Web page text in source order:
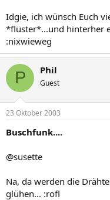
Idgie, ich wünsch Euch
*flüster*...und hinterher
:nixwieweg
P Phil
Guest
23 Oktober 2003
Buschfunk....
@susette
Na, da werden die
glühen... :rofl